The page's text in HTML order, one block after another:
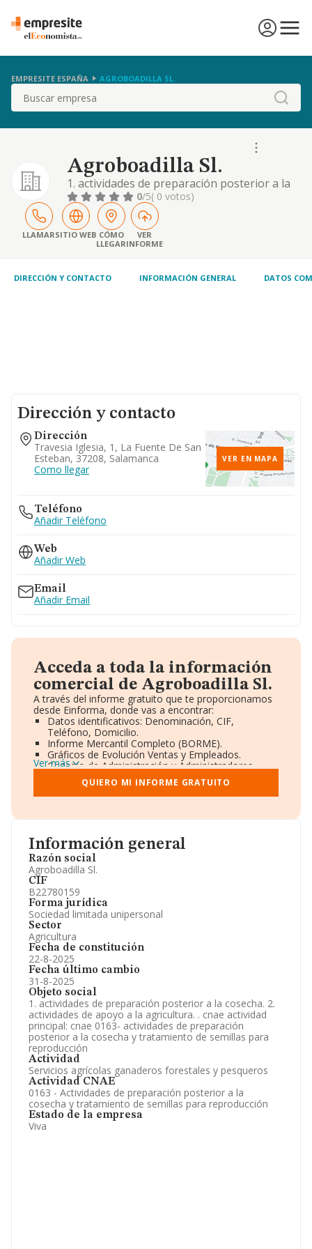
EMPRESITE ESPAÑA AGROBOADILLA SL.
Buscar
Agroboadilla Sl.
1. actividades de preparación posterior a la
cosecha. 2. actividades de apoyo a la
agricultura. . cnae actividad principal: cnae
0163- actividades de preparación posterior a
la cosecha y tratamiento de semillas para
reproducción
0/5( 0 votos)
LLAMARSITIO WEB CÓMO
LLEGAR
VER
INFORME
DIRECCIÓN Y CONTACTO INFORMACIÓN GENERAL DATOS
Información general
Razón social
Agroboadilla Sl.
CIF
B22780159
Forma jurídica
Sociedad limitada unipersonal
Sector
Agricultura
Fecha de constitución
22-8-2025
Fecha último cambio
31-8-2025
Objeto social
1. actividades de preparación posterior a la cosecha. 2.
actividades de apoyo a la agricultura. . cnae actividad
principal: cnae 0163- actividades de preparación
posterior a la cosecha y tratamiento de semillas para
reproducción
Actividad
Servicios agrícolas ganaderos forestales y pesqueros
Actividad CNAE
0163 - Actividades de preparación posterior a la
cosecha y tratamiento de semillas para reproducción
Estado de la empresa
Viva
Dirección y contacto
Dirección
Travesia Iglesia, 1, La Fuente De San
Esteban, 37208, Salamanca
Como llegar
VER EN MAPA
Teléfono
Añadir Teléfono
Web
Añadir Web
Email
Añadir Email
Acceda a toda la información
comercial de Agroboadilla Sl.
A través del informe gratuito que te proporcionamos
desde Einforma, donde vas a encontrar:
Datos identificativos: Denominación, CIF,
Teléfono, Domicilio.
Informe Mercantil Completo (BORME).
Gráficos de Evolución Ventas y Empleados.
Consejo de Administración y Administradores.
Directivos y Ejecutivos.
Accionistas.
Participaciones y Vinculaciones en otras empresas.
Información oficial y registral complementaria.
Ver más
QUIERO MI INFORME GRATUITO